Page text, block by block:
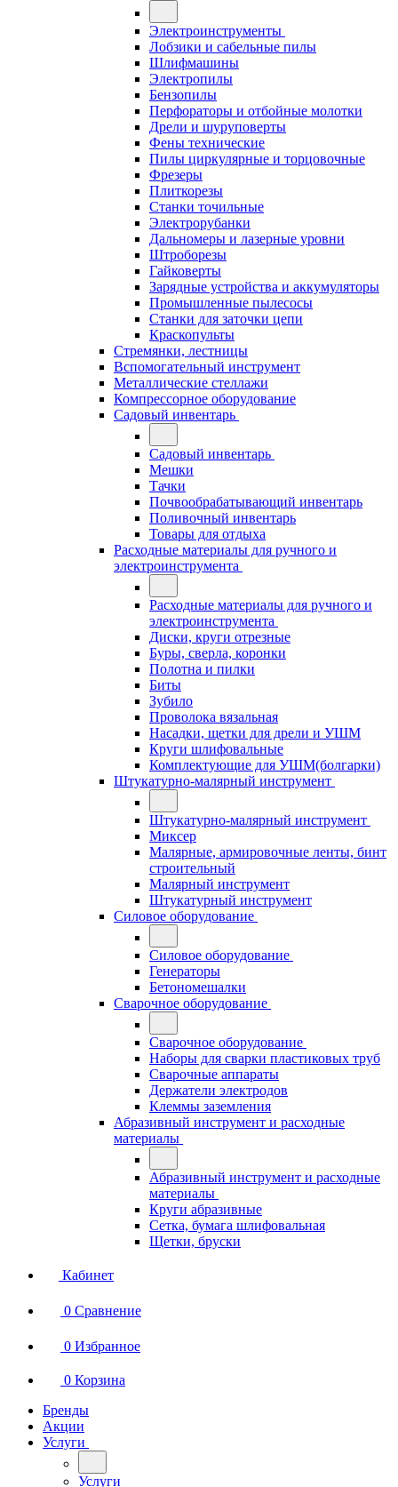
Электроинструменты
Лобзики и сабельные пилы
Шлифмашины
Электропилы
Бензопилы
Перфораторы и отбойные молотки
Дрели и шуруповерты
Фены технические
Пилы циркулярные и торцовочные
Фрезеры
Плиткорезы
Станки точильные
Электрорубанки
Дальномеры и лазерные уровни
Штроборезы
Гайковерты
Зарядные устройства и аккумуляторы
Промышленные пылесосы
Станки для заточки цепи
Краскопульты
Стремянки, лестницы
Вспомогательный инструмент
Металлические стеллажи
Компрессорное оборудование
Садовый инвентарь
Садовый инвентарь
Мешки
Тачки
Почвообрабатывающий инвентарь
Поливочный инвентарь
Товары для отдыха
Расходные материалы для ручного и
электроинструмента
Расходные материалы для ручного и
электроинструмента
Диски, круги отрезные
Буры, сверла, коронки
Полотна и пилки
Биты
Зубило
Проволока вязальная
Насадки, щетки для дрели и УШМ
Круги шлифовальные
Комплектующие для УШМ(болгарки)
Штукатурно-малярный инструмент
Штукатурно-малярный инструмент
Миксер
Малярные, армировочные ленты, бинт
строительный
Малярный инструмент
Штукатурный инструмент
Силовое оборудование
Силовое оборудование
Генераторы
Бетономешалки
Сварочное оборудование
Сварочное оборудование
Наборы для сварки пластиковых труб
Сварочные аппараты
Держатели электродов
Клеммы заземления
Абразивный инструмент и расходные
материалы
Абразивный инструмент и расходные
материалы
Круги абразивные
Сетка, бумага шлифовальная
Щетки, бруски
Кабинет
0 Сравнение
0 Избранное
0 Корзина
Бренды
Акции
Услуги
Услуги